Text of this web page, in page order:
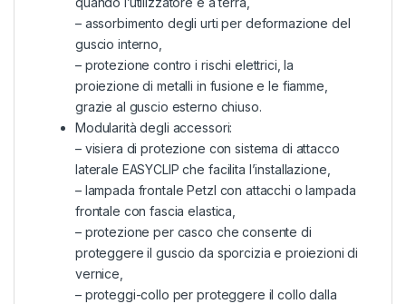
– assorbimento degli urti per deformazione del
guscio interno,
– protezione contro i rischi elettrici, la
proiezione di metalli in fusione e le fiamme,
grazie al guscio esterno chiuso.
Modularità degli accessori:
– visiera di protezione con sistema di attacco
laterale EASYCLIP che facilita l’installazione,
– lampada frontale Petzl con attacchi o lampada
frontale con fascia elastica,
– protezione per casco che consente di
proteggere il guscio da sporcizia e proiezioni di
vernice,
– proteggi-collo per proteggere il collo dalla